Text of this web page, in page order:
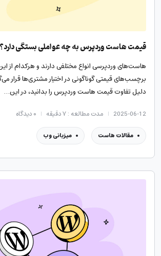
قیمت هاست وردپرس به چه عواملی بستگی دارد؟
هاست‌های وردپرسی انواع مختلفی دارند و هرکدام از این
برچسب‌های قیمتی گوناگونی در اختیار مشتری‌ها قرار
دلیل تفاوت قیمت هاست وردپرس را بدانید، در این…
2025-06-12 مدت مطالعه : ۷ دقیقه ۰دیدگاه
مقالات هاست میزبانی وب